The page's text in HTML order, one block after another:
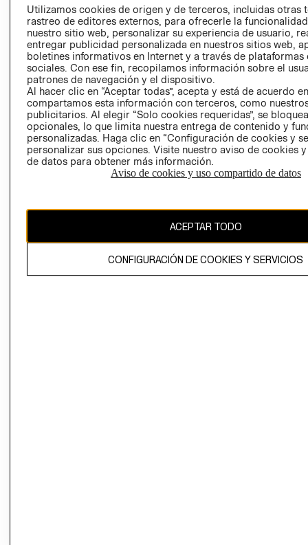
AVISO DE
PRIVACIDAD
GIFT CARD
AVISO DE
COOKIES
Chile ($)
El contenido de esta página web está protegido por copyright y es
propiedad de H&M Hennes & Mauritz AB.
Utilizamos cookies de origen y de terceros, incluidas otras
rastreo de editores externos, para ofrecerle la
nuestro sitio web, personalizar su experiencia de usuario,
entregar publicidad personalizada en nuestros sitios web,
boletines informativos en Internet y a través de plataformas
sociales. Con ese fin, recopilamos información sobre el
patrones de navegación y el dispositivo.
Al hacer clic en “Aceptar todas”, acepta y está de acuerdo
compartamos esta información con terceros, como
publicitarios. Al elegir “Solo cookies requeridas”, se
opcionales, lo que limita nuestra entrega de contenido y
personalizadas. Haga clic en “Configuración de cookies y
personalizar sus opciones. Visite nuestro aviso de cookies
de datos para obtener más información.
Aviso de cookies y uso compartido de datos
ACEPTAR TODO
CONFIGURACIÓN DE COOKIES Y SERVICIOS